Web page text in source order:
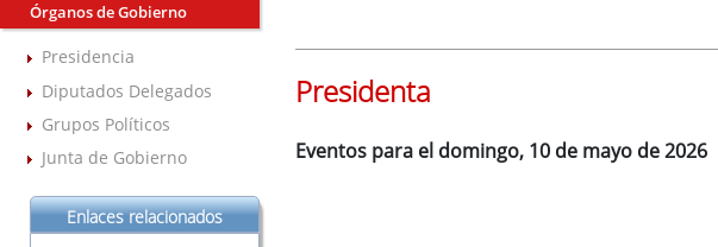
Órganos de Gobierno
Presidencia
Diputados Delegados
Grupos Políticos
Junta de Gobierno
Enlaces relacionados
Presidenta
Eventos para el domingo, 10 de mayo de 2026